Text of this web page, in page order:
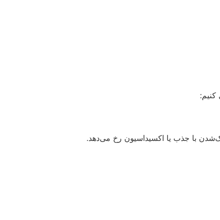
کنیم:
با جذب یا اکسیداسیون رخ می‌دهد.